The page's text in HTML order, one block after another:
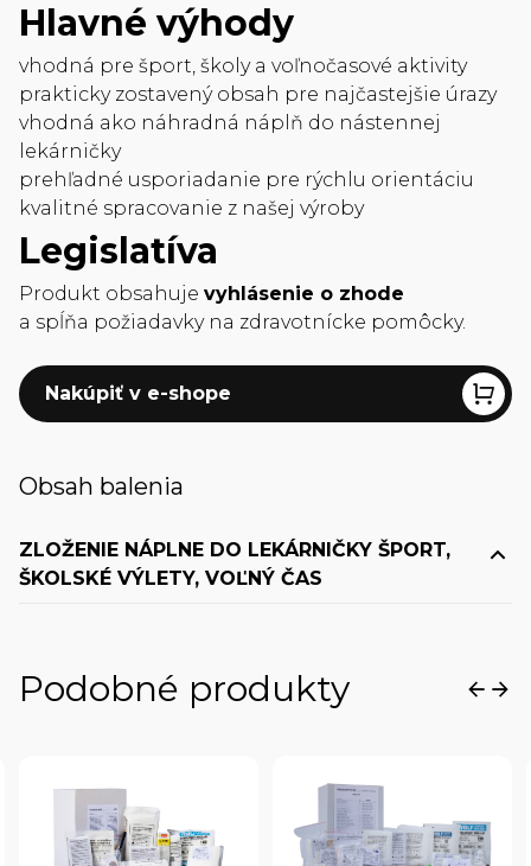
Hlavné výhody
vhodná pre šport, školy a voľnočasové aktivity
prakticky zostavený obsah pre najčastejšie úrazy
vhodná ako náhradná náplň do nástennej
lekárničky
prehľadné usporiadanie pre rýchlu orientáciu
kvalitné spracovanie z našej výroby
Legislatíva
Produkt obsahuje vyhlásenie o zhode
a spĺňa požiadavky na zdravotnícke pomôcky.
Nakúpiť v e-shope
Obsah balenia
ZLOŽENIE NÁPLNE DO LEKÁRNIČKY ŠPORT,
ŠKOLSKÉ VÝLETY, VOĽNÝ ČAS
Podobné produkty